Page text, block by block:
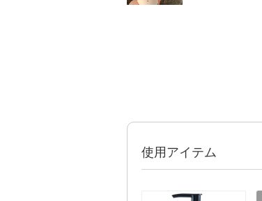
使用アイテム